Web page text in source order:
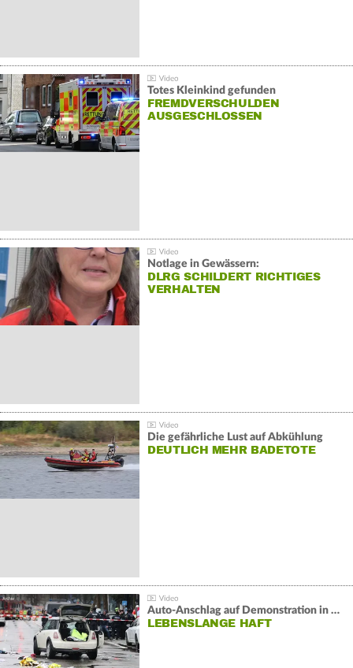
Totes Kleinkind gefunden
FREMDVERSCHULDEN
AUSGESCHLOSSEN
Notlage in Gewässern:
DLRG SCHILDERT RICHTIGES
VERHALTEN
Die gefährliche Lust auf Abkühlung
DEUTLICH MEHR BADETOTE
Auto-Anschlag auf Demonstration in München:
LEBENSLANGE HAFT